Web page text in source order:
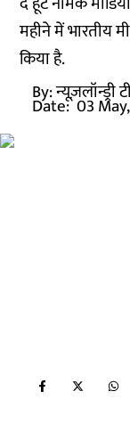
महीने में भारतीय
किया है.
By:न्यूज़लॉन्ड्री
Date: 03